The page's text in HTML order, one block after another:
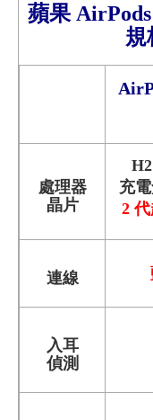
蘋果 AirPods
規
處理器
晶片
充
2
連線
入耳
偵測